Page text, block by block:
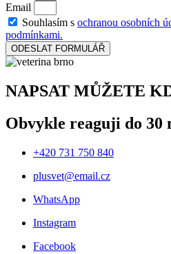
Email
Souhlasím s ochranou osobních
podmínkami.
ODESLAT FORMULÁŘ
NAPSAT MŮŽETE
Obvykle reaguji do 30
+420 731 750 840
plusvet@email.cz
WhatsApp
Instagram
Facebook